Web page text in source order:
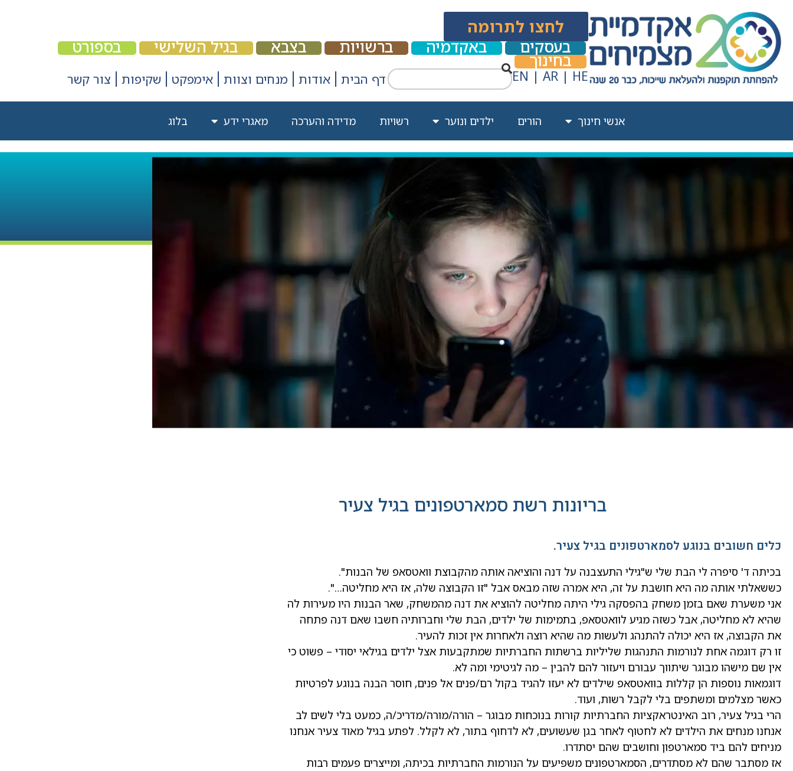
לחצו לתרומה
בעסקים
באקדמיה ברשויות בצבא בגיל השלישי בספורט
בחינוך
EN | AR| HE דף הבית אודות מנחים וצוות אימפקט שקיפות צור קשר
אנשי חינוך הורים ילדים ונוער רשויות מדידה והערכה מאגרי ידע בלוג
בריונות רשת סמארטפונים בגיל צעיר
כלים חשובים בנוגע לסמארטפונים בגיל צעיר.
בכיתה ד' סיפרה לי הבת שלי ש"גילי התעצבנה על דנה והוציאה אותה מהקבוצת וואטסאפ של הבנות".
כששאלתי אותה מה היא חושבת על זה, היא אמרה שזה מבאס אבל "זו הקבוצה שלה, אז היא מחליטה…".
אני משערת שאם בזמן משחק בהפסקה גילי היתה מחליטה להוציא את דנה מהמשחק, שאר הבנות היו מעירות לה
שהיא לא מחליטה, אבל כשזה מגיע לוואטסאפ, בתמימות של ילדים, הבת שלי וחברותיה חשבו שאם דנה פתחה
את הקבוצה, אז היא יכולה להתנהג ולעשות מה שהיא רוצה ולאחרות אין זכות להעיר.
זו רק דוגמה אחת לנורמות התנהגות שליליות ברשתות החברתיות שמתקבעות אצל ילדים בגילאי יסודי – פשוט כי
אין שם מישהו מבוגר שיתווך עבורם ויעזור להם להבין – מה לגיטימי ומה לא.
דוגמאות נוספות הן קללות בוואטסאפ שילדים לא יעזו להגיד בקול רם/פנים אל פנים, חוסר הבנה בנוגע לפרטיות
כאשר מצלמים ומשתפים בלי לקבל רשות, ועוד.
הרי בגיל צעיר, רוב האינטראקציות החברתיות קורות בנוכחות מבוגר – הורה/מורה/מדריכ/ה, כמעט בלי לשים לב
אנחנו מנחים את הילדים לא לחטוף לאחר בגן שעשועים, לא לדחוף בתור, לא לקלל. לפתע בגיל מאוד צעיר אנחנו
מניחים להם ביד סמארטפון וחושבים שהם יסתדרו.
אז מסתבר שהם לא מסתדרים, הסמארטפונים משפיעים על הנורמות החברתיות בכיתה, ומייצרים פעמים רבות